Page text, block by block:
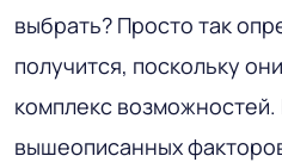
выбрать? Просто так
получится, поскольку
комплекс возможностей.
вышеописанных